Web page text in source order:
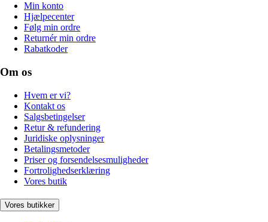
Min konto
Hjælpecenter
Følg min ordre
Returnér min ordre
Rabatkoder
Om os
Hvem er vi?
Kontakt os
Salgsbetingelser
Retur & refundering
Juridiske oplysninger
Betalingsmetoder
Priser og forsendelsesmuligheder
Fortrolighedserklæring
Vores butik
Vores butikker